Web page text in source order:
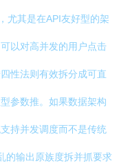
尤其是在API友好型的架
可以对高并发的用户点击
性法则有效拆分成可直
参数推。如果数据架构
持并发调度而不是传统
的输出原族度拆并抓要求